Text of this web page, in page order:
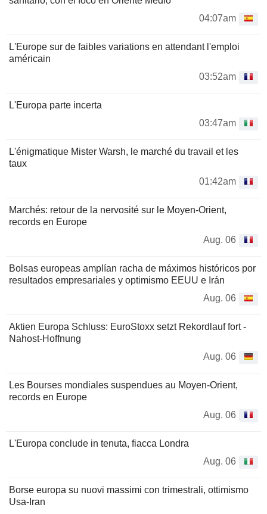
04:07am
L'Europe sur de faibles variations en attendant l'emploi
américain
03:52am
L'Europa parte incerta
03:47am
L'énigmatique Mister Warsh, le marché du travail et les
taux
01:42am
Marchés: retour de la nervosité sur le Moyen-Orient,
records en Europe
Aug. 06
Bolsas europeas amplían racha de máximos históricos por
resultados empresariales y optimismo EEUU e Irán
Aug. 06
Aktien Europa Schluss: EuroStoxx setzt Rekordlauf fort -
Nahost-Hoffnung
Aug. 06
Les Bourses mondiales suspendues au Moyen-Orient,
records en Europe
Aug. 06
L'Europa conclude in tenuta, fiacca Londra
Aug. 06
Borse europa su nuovi massimi con trimestrali, ottimismo
Usa-Iran